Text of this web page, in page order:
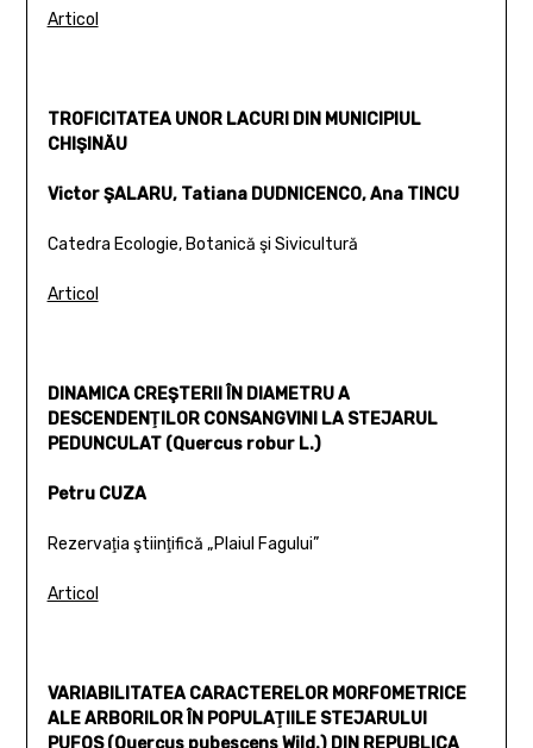
Articol
TROFICITATEA UNOR LACURI DIN MUNICIPIUL
CHIŞINĂU
Victor ŞALARU, Tatiana DUDNICENCO, Ana TINCU
Catedra Ecologie, Botanică şi Sivicultură
Articol
DINAMICA CREŞTERII ÎN DIAMETRU A
DESCENDENŢILOR CONSANGVINI LA STEJARUL
PEDUNCULAT (Quercus robur L.)
Petru CUZA
Rezervaţia ştiinţifică „Plaiul Fagului”
Articol
VARIABILITATEA CARACTERELOR MORFOMETRICE
ALE ARBORILOR ÎN POPULAŢIILE STEJARULUI
PUFOS (Quercus pubescens Wild.) DIN REPUBLICA